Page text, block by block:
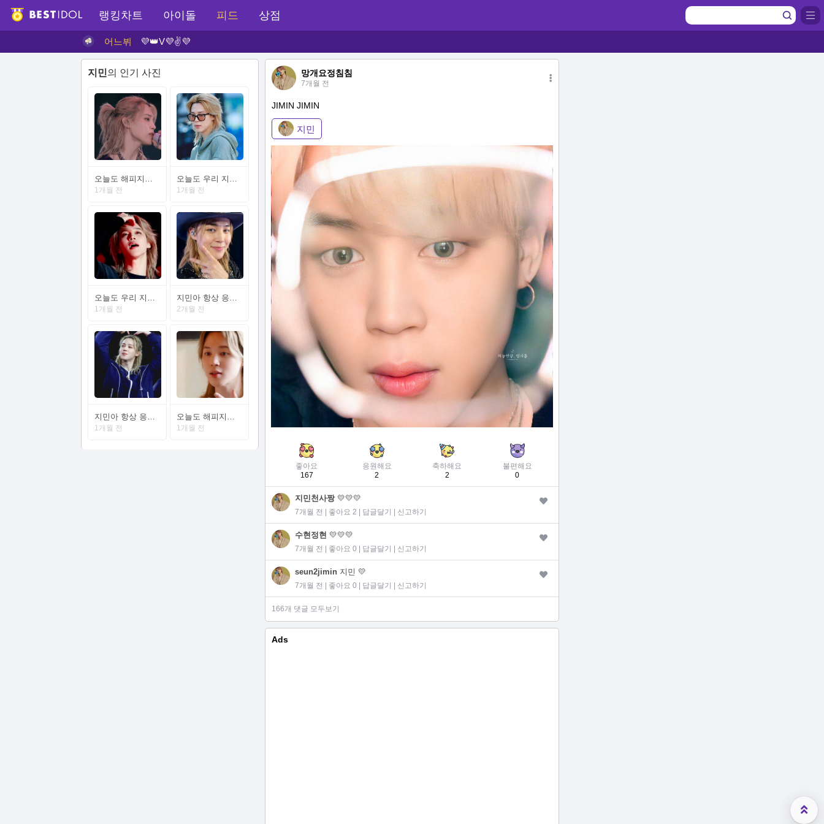
랭킹차트 아이돌 피드 상점
어느뷔 💜👑V💜✌💜
지민의 인기 사진
오늘도 해피지민데이 하세요
1개월 전
오늘도 우리 지민이는 세상 모든 사랑 다 받는 하루가 되길
1개월 전
오늘도 우리 지민이를 응원합니다
1개월 전
지민아 항상 응원하고 사랑해💛💛💛
2개월 전
지민아 항상 응원하고 사랑해💛💛💛
1개월 전
오늘도 해피지민데이 하세요
1개월 전
망개요정침침
7개월 전
JIMIN JIMIN
지민
좋아요
167
응원해요
2
축하해요
2
불편해요
0
지민천사짱 💛💛💛
7개월 전 | 좋아요 2 | 답글달기 신고하기
수현정현 💛💛💛
7개월 전 | 좋아요 0 | 답글달기 신고하기
seun2jimin 지민 💛
7개월 전 | 좋아요 0 | 답글달기 신고하기
166개 댓글 모두보기
Ads